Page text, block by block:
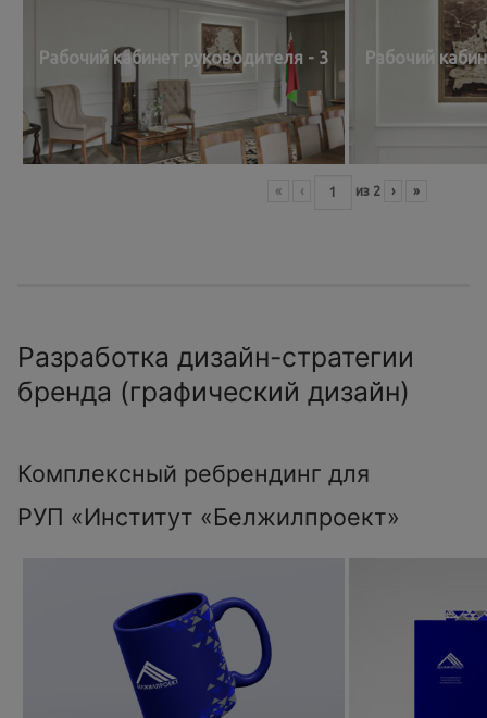
Рабочий кабинет руководителя - 3 Рабочий
« ‹ из 2 › »
Разработка дизайн-стратегии
бренда (графический дизайн)
Комплексный ребрендинг для
РУП «Институт «Белжилпроект»